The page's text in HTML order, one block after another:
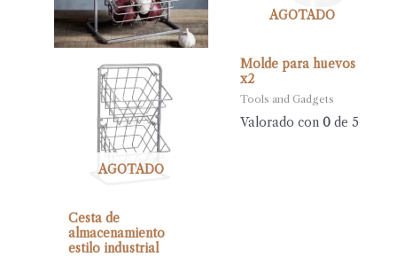
AGOTADO
Cesta de
almacenamiento
estilo industrial
AGOTADO
Molde para huevos
x2
Tools and Gadgets
Valorado con 0de 5